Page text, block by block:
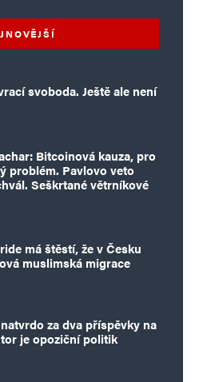
svoboda. Ještě ale není
Bitcoinová kauza, pro
problém. Pavlovo veto
Seškrtané větrníkové
má štěstí, že v Česku
muslimská migrace
za dva příspěvky na
je opoziční politik